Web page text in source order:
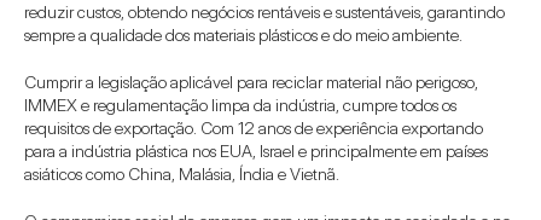
reduzir custos, obtendo negócios rentáveis e sustentáveis, garantindo
sempre a qualidade dos materiais plásticos e do meio ambiente.
Cumprir a legislação aplicável para reciclar material não perigoso,
IMMEX e regulamentação limpa da indústria, cumpre todos os
requisitos de exportação. Com 12 anos de experiência exportando
para a indústria plástica nos EUA, Israel e principalmente em países
asiáticos como China, Malásia, Índia e Vietnã.